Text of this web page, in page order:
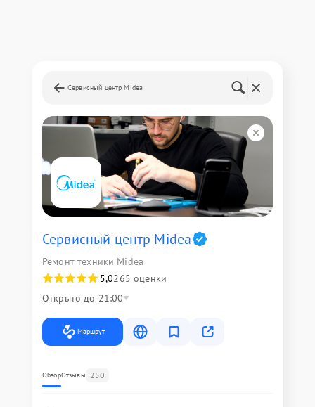
Сервисный центр Midea
Сервисный центр Midea
Ремонт техники Midea
5,0265 оценки
Открыто до 21:00
Маршрут
ОбзорОтзывы 250